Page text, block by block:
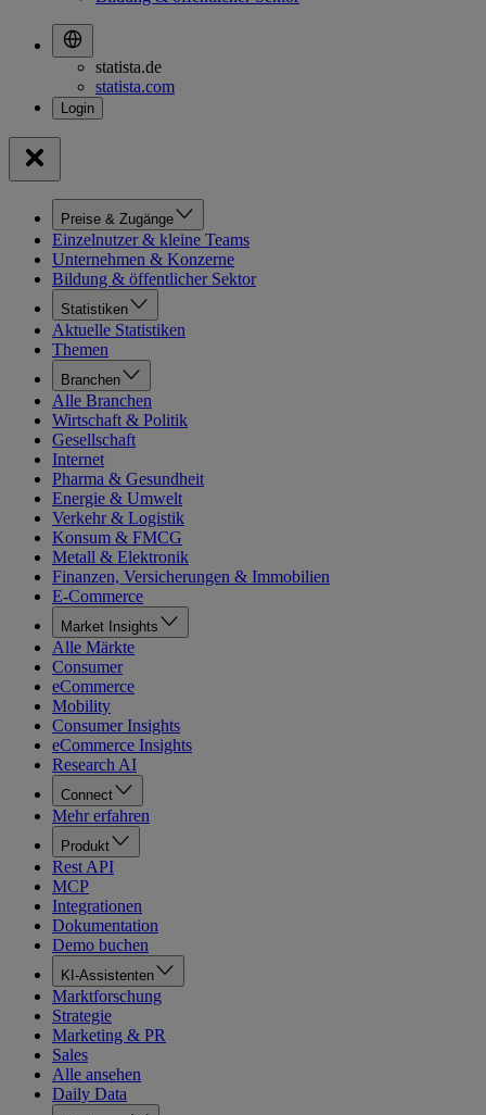
statista.de
statista.com
Preise & Zugänge
Einzelnutzer & kleine Teams
Unternehmen & Konzerne
Bildung & öffentlicher Sektor
Statistiken
Aktuelle Statistiken
Themen
Branchen
Alle Branchen
Wirtschaft & Politik
Gesellschaft
Internet
Pharma & Gesundheit
Energie & Umwelt
Verkehr & Logistik
Konsum & FMCG
Metall & Elektronik
Finanzen, Versicherungen & Immobilien
E-Commerce
Market Insights
Alle Märkte
Consumer
eCommerce
Mobility
Consumer Insights
eCommerce Insights
Research AI
Connect
Mehr erfahren
Produkt
Rest API
MCP
Integrationen
Dokumentation
Demo buchen
KI-Assistenten
Marktforschung
Strategie
Marketing & PR
Sales
Alle ansehen
Daily Data